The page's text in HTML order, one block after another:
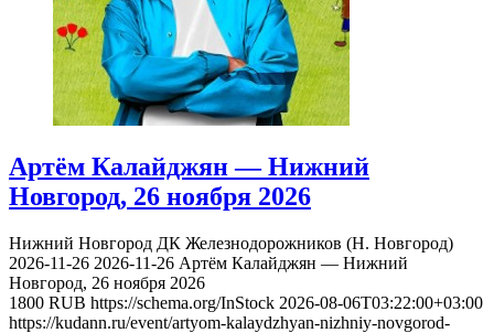
Артём Калайджян — Нижний
Новгород, 26 ноября 2026
Нижний Новгород ДК Железнодорожников (Н. Новгород)
2026-11-26 2026-11-26 Артём Калайджян — Нижний
Новгород, 26 ноября 2026
1800 RUB https://schema.org/InStock 2026-08-06T03:22:00+03:00
https://kudann.ru/event/artyom-kalaydzhyan-nizhniy-novgorod-